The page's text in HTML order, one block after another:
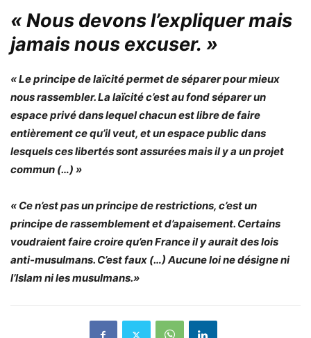
« Nous devons l’expliquer mais
jamais nous excuser. »
« Le principe de laïcité permet de séparer pour mieux
nous rassembler. La laïcité c’est au fond séparer un
espace privé dans lequel chacun est libre de faire
entièrement ce qu’il veut, et un espace public dans
lesquels ces libertés sont assurées mais il y a un projet
commun (…) »
« Ce n’est pas un principe de restrictions, c’est un
principe de rassemblement et d’apaisement. Certains
voudraient faire croire qu’en France il y aurait des lois
anti-musulmans. C’est faux (…) Aucune loi ne désigne ni
l’Islam ni les musulmans.»